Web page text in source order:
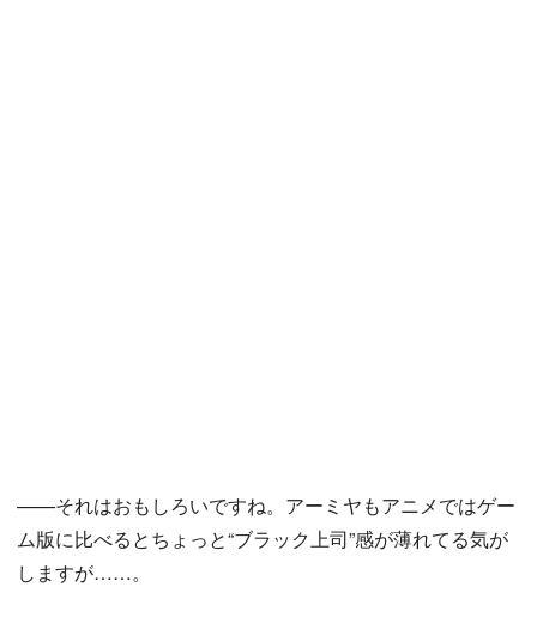
——それはおもしろいですね。アーミヤもアニメではゲー
ム版に比べるとちょっと“ブラック上司”感が薄れてる気が
しますが……。